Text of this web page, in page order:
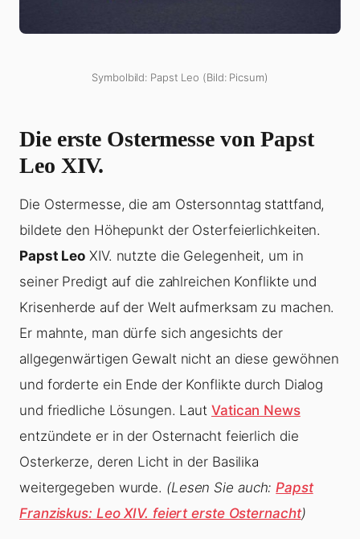
Symbolbild: Papst Leo (Bild: Picsum)
Die erste Ostermesse von Papst
Leo XIV.
Die Ostermesse, die am Ostersonntag stattfand,
bildete den Höhepunkt der Osterfeierlichkeiten.
Papst Leo XIV. nutzte die Gelegenheit, um in
seiner Predigt auf die zahlreichen Konflikte und
Krisenherde auf der Welt aufmerksam zu machen.
Er mahnte, man dürfe sich angesichts der
allgegenwärtigen Gewalt nicht an diese gewöhnen
und forderte ein Ende der Konflikte durch Dialog
und friedliche Lösungen. Laut Vatican News
entzündete er in der Osternacht feierlich die
Osterkerze, deren Licht in der Basilika
weitergegeben wurde. (Lesen Sie auch:Papst
Franziskus: Leo XIV. feiert erste Osternacht)